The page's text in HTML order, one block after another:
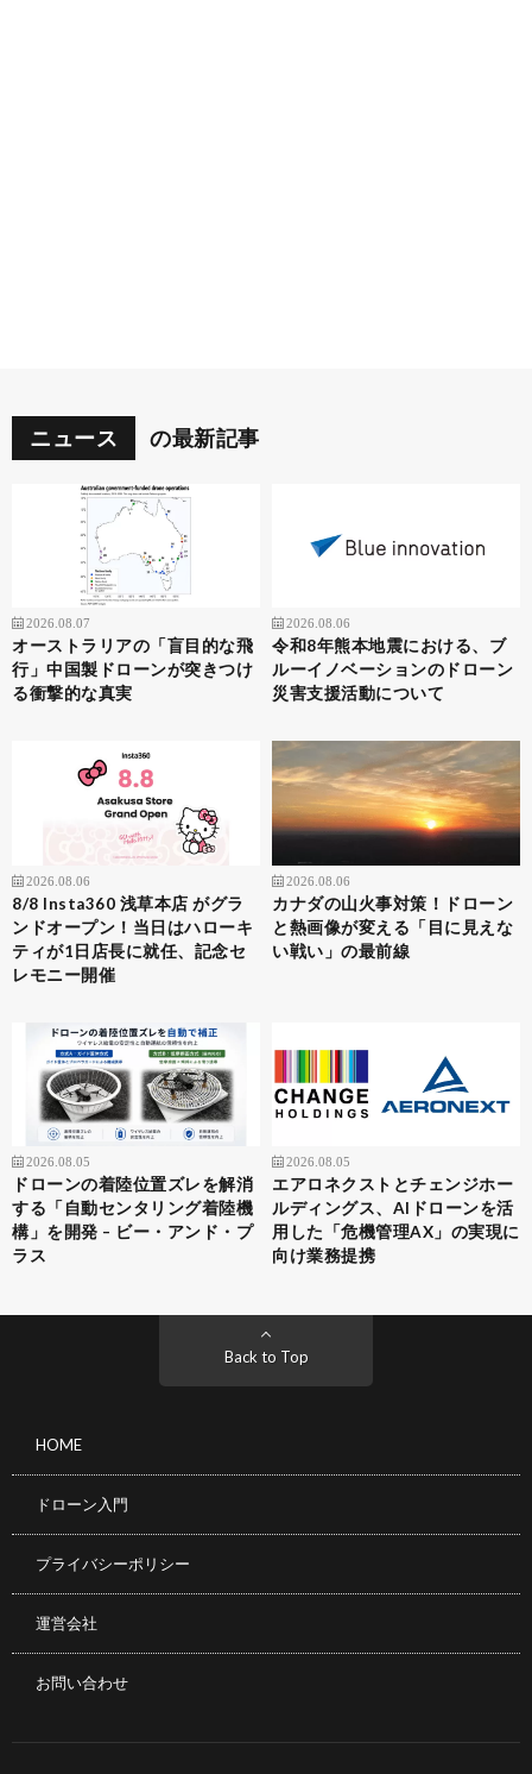
ニュース の最新記事
2026.08.07
オーストラリアの「盲目的な飛
行」中国製ドローンが突きつけ
る衝撃的な真実
2026.08.06
令和8年熊本地震における、ブ
ルーイノベーションのドローン
災害支援活動について
2026.08.06
8/8 Insta360 浅草本店 がグラ
ンドオープン！当日はハローキ
ティが1日店長に就任、記念セ
レモニー開催
2026.08.06
カナダの山火事対策！ドローン
と熱画像が変える「目に見えな
い戦い」の最前線
2026.08.05
ドローンの着陸位置ズレを解消
する「自動センタリング着陸機
構」を開発 – ビー・アンド・プ
ラス
2026.08.05
エアロネクストとチェンジホー
ルディングス、AIドローンを活
用した「危機管理AX」の実現に
向け業務提携
Back to Top
HOME
ドローン入門
プライバシーポリシー
運営会社
お問い合わせ